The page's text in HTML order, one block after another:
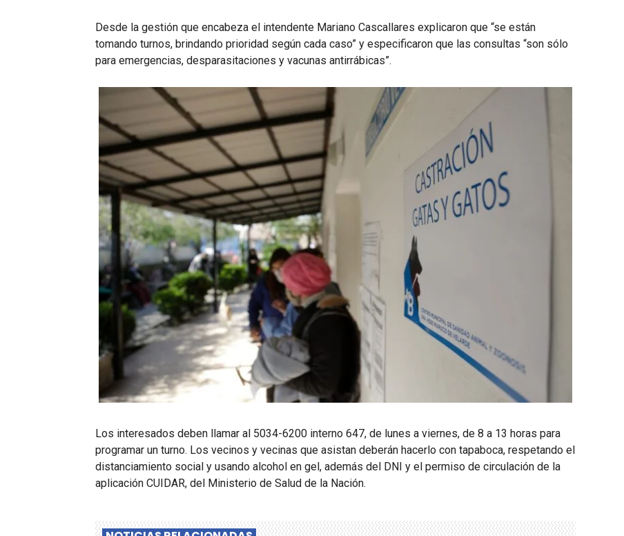
Desde la gestión que encabeza el intendente Mariano Cascallares explicaron que “se están
tomando turnos, brindando prioridad según cada caso” y especificaron que las consultas “son sólo
para emergencias, desparasitaciones y vacunas antirrábicas”.
Los interesados deben llamar al 5034-6200 interno 647, de lunes a viernes, de 8 a 13 horas para
programar un turno. Los vecinos y vecinas que asistan deberán hacerlo con tapaboca, respetando el
distanciamiento social y usando alcohol en gel, además del DNI y el permiso de circulación de la
aplicación CUIDAR, del Ministerio de Salud de la Nación.